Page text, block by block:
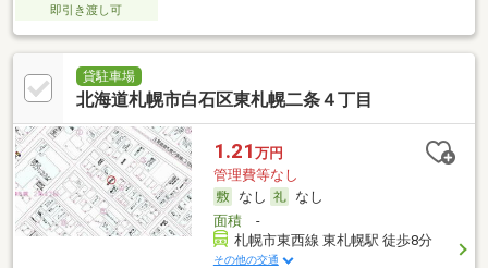
即引き渡し可
貸駐車場
北海道札幌市白石区東札幌二条４丁目
1.21 万円
管理費等なし
なし
なし
面積-
札幌市東西線 東札幌駅 徒歩8分
その他の交通